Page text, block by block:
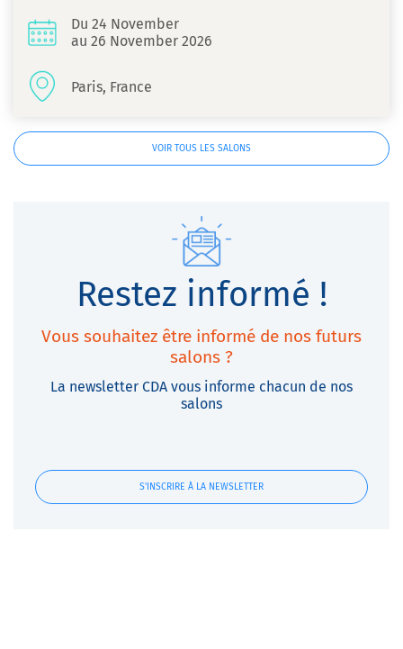
Du 24 November
au 26 November 2026
Paris, France
VOIR TOUS LES SALONS
Restez informé !
Vous souhaitez être informé de nos futurs
salons ?
La newsletter CDA vous informe chacun de nos
salons
S'INSCRIRE À LA NEWSLETTER